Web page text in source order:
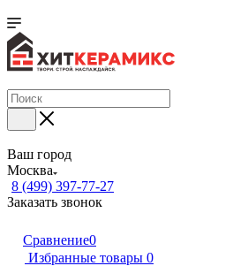
Ваш город
Москва
8 (499) 397-77-27
Заказать звонок
Сравнение0
Избранные товары 0